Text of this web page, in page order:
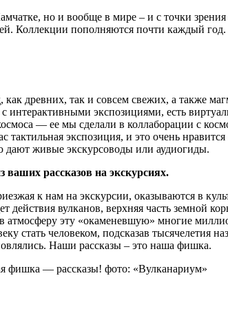
но и вообще в мире – и с точки
Коллекции пополняются почти каждый год.
древних, так и совсем свежих, а также
интерактивными экспозициями, есть
— ее мы сделали в коллаборации с
экспозиция, и это очень
дают живые экскурсоводы или аудиогиды.
ваших рассказов на экскурсиях.
к нам на экскурсии, оказываются в
действия вулканов, верхняя часть земной
эту «окаменевшую» многие
стать человеком, подсказав тысячелетия
Наши рассказы – это наша фишка.
фишка — рассказы! фото: «Вулканариум»